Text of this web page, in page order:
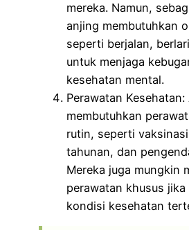
mereka. Namun,
anjing membutuhkan
seperti berjalan,
untuk menjaga
kesehatan mental.
Perawatan
membutuhkan
rutin, seperti
tahunan, dan
Mereka juga mungkin
perawatan khusus jika
kondisi kesehatan